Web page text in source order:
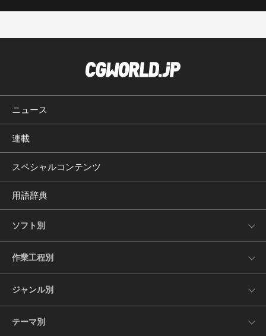
ニュース
連載
スペシャルコンテンツ
用語辞典
ソフト別
作業工程別
ジャンル別
テーマ別